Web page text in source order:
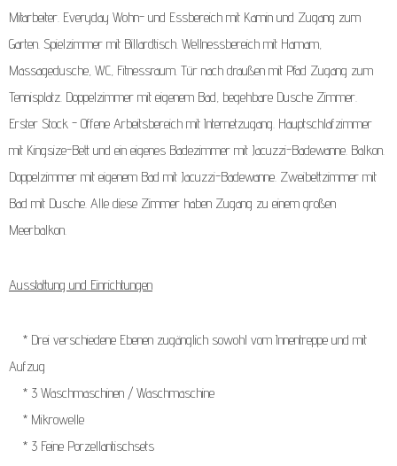
Mitarbeiter. Everyday Wohn- und Essbereich mit Kamin und Zugang zum
Garten. Spielzimmer mit Billardtisch. Wellnessbereich mit Hamam,
Massagedusche, WC, Fitnessraum. Tür nach draußen mit Pfad Zugang zum
Tennisplatz. Doppelzimmer mit eigenem Bad, begehbare Dusche Zimmer.
Erster Stock - Offene Arbeitsbereich mit Internetzugang. Hauptschlafzimmer
mit Kingsize-Bett und ein eigenes Badezimmer mit Jacuzzi-Badewanne. Balkon.
Doppelzimmer mit eigenem Bad mit Jacuzzi-Badewanne. Zweibettzimmer mit
Bad mit Dusche. Alle diese Zimmer haben Zugang zu einem großen
Meerbalkon.
Ausstattung und Einrichtungen
* Drei verschiedene Ebenen zugänglich sowohl vom Innentreppe und mit
Aufzug
* 3 Waschmaschinen / Waschmaschine
* Mikrowelle
* 3 Feine Porzellantischsets